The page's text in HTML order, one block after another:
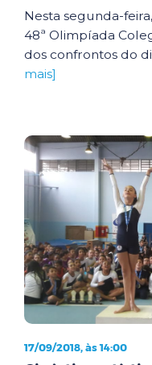
Nesta segunda-
48ª Olimpíada
dos confrontos do
mais]
17/09/2018, às 14:00